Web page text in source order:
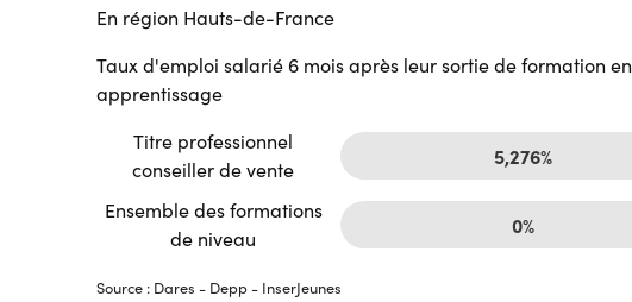
Hébergement :Pas d'hébergement
Transport :Pas de transport
En région Hauts-de-France
Taux d'emploi salarié 6 mois après leur sortie de formation en
apprentissage
Titre professionnel
conseiller de vente
5,276%
Ensemble des formations
de niveau
0%
Source : Dares - Depp - InserJeunes